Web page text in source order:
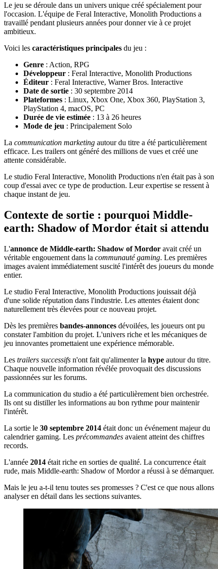
Le jeu se déroule dans un univers unique créé spécialement pour
l'occasion. L'équipe de Feral Interactive, Monolith Productions a
travaillé pendant plusieurs années pour donner vie à ce projet
ambitieux.
Voici les caractéristiques principales du jeu :
Genre : Action, RPG
Développeur : Feral Interactive, Monolith Productions
Éditeur : Feral Interactive, Warner Bros. Interactive
Date de sortie : 30 septembre 2014
Plateformes : Linux, Xbox One, Xbox 360, PlayStation 3,
PlayStation 4, macOS, PC
Durée de vie estimée : 13 à 26 heures
Mode de jeu : Principalement Solo
La communication marketing autour du titre a été particulièrement
efficace. Les trailers ont généré des millions de vues et créé une
attente considérable.
Le studio Feral Interactive, Monolith Productions n'en était pas à son
coup d'essai avec ce type de production. Leur expertise se ressent à
chaque instant de jeu.
Contexte de sortie : pourquoi Middle-
earth: Shadow of Mordor était si attendu
L'annonce de Middle-earth: Shadow of Mordor avait créé un
véritable engouement dans la communauté gaming. Les premières
images avaient immédiatement suscité l'intérêt des joueurs du monde
entier.
Le studio Feral Interactive, Monolith Productions jouissait déjà
d'une solide réputation dans l'industrie. Les attentes étaient donc
naturellement très élevées pour ce nouveau projet.
Dès les premières bandes-annonces dévoilées, les joueurs ont pu
constater l'ambition du projet. L'univers riche et les mécaniques de
jeu innovantes promettaient une expérience mémorable.
Les trailers successifs n'ont fait qu'alimenter la hype autour du titre.
Chaque nouvelle information révélée provoquait des discussions
passionnées sur les forums.
La communication du studio a été particulièrement bien orchestrée.
Ils ont su distiller les informations au bon rythme pour maintenir
l'intérêt.
La sortie le 30 septembre 2014 était donc un événement majeur du
calendrier gaming. Les précommandes avaient atteint des chiffres
records.
L'année 2014 était riche en sorties de qualité. La concurrence était
rude, mais Middle-earth: Shadow of Mordor a réussi à se démarquer.
Mais le jeu a-t-il tenu toutes ses promesses ? C'est ce que nous allons
analyser en détail dans les sections suivantes.